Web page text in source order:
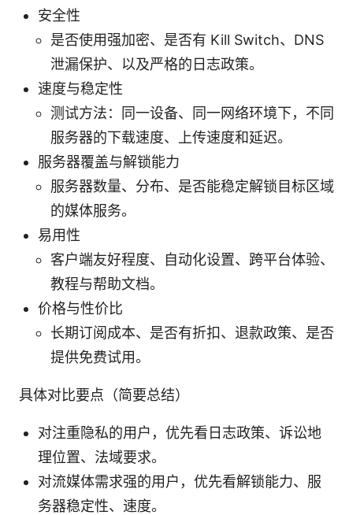
安全性
是否使用强加密、是否有 Kill Switch、DNS
泄漏保护、以及严格的日志政策。
速度与稳定性
测试方法：同一设备、同一网络环境下，不同
服务器的下载速度、上传速度和延迟。
服务器覆盖与解锁能力
服务器数量、分布、是否能稳定解锁目标区域
的媒体服务。
易用性
客户端友好程度、自动化设置、跨平台体验、
教程与帮助文档。
价格与性价比
长期订阅成本、是否有折扣、退款政策、是否
提供免费试用。
具体对比要点（简要总结）
对注重隐私的用户，优先看日志政策、诉讼地
理位置、法域要求。
对流媒体需求强的用户，优先看解锁能力、服
务器稳定性、速度。